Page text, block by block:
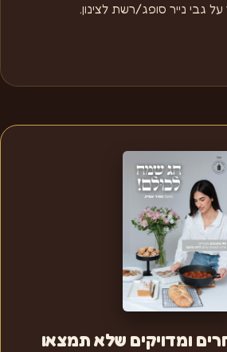
גבי נייר סופג/רשת לצינון.
ומדויקים שלא תמצאו